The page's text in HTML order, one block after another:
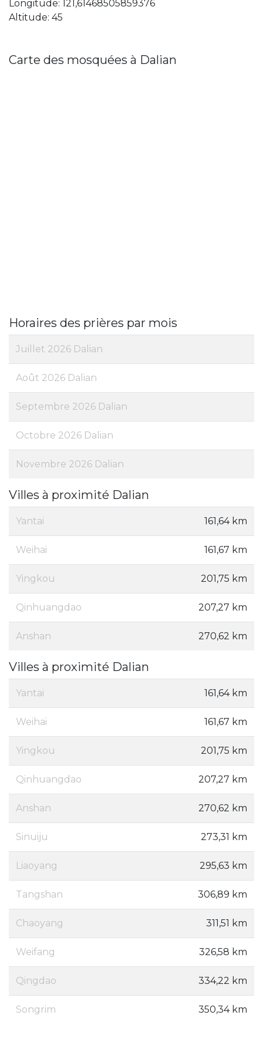
Longitude: 121,61468505859376
Altitude: 45
Carte des mosquées à Dalian
Horaires des prières par mois
Juillet 2026 Dalian
Août 2026 Dalian
Septembre 2026 Dalian
Octobre 2026 Dalian
Novembre 2026 Dalian
Villes à proximité Dalian
Yantai 161,64 km
Weihai 161,67 km
Yingkou 201,75 km
Qinhuangdao 207,27 km
Anshan 270,62 km
Villes à proximité Dalian
Yantai 161,64 km
Weihai 161,67 km
Yingkou 201,75 km
Qinhuangdao 207,27 km
Anshan 270,62 km
Sinuiju 273,31 km
Liaoyang 295,63 km
Tangshan 306,89 km
Chaoyang 311,51 km
Weifang 326,58 km
Qingdao 334,22 km
Songrim 350,34 km